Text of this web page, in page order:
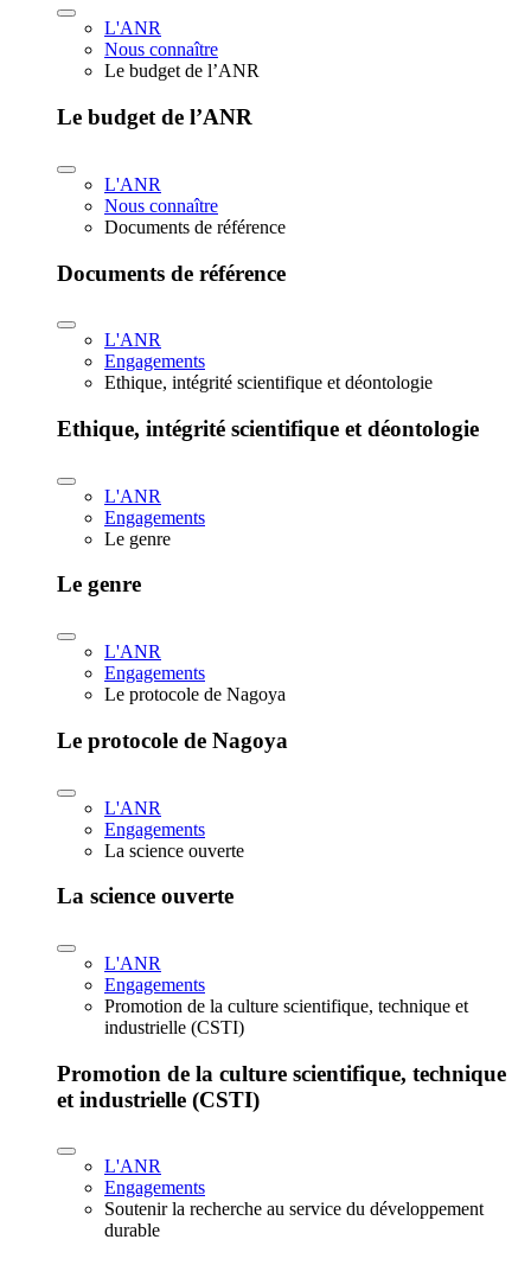
L'ANR
Nous connaître
Le budget de l’ANR
Le budget de l’ANR
L'ANR
Nous connaître
Documents de référence
Documents de référence
L'ANR
Engagements
Ethique, intégrité scientifique et déontologie
Ethique, intégrité scientifique et déontologie
L'ANR
Engagements
Le genre
Le genre
L'ANR
Engagements
Le protocole de Nagoya
Le protocole de Nagoya
L'ANR
Engagements
La science ouverte
La science ouverte
L'ANR
Engagements
Promotion de la culture scientifique, technique et
industrielle (CSTI)
Promotion de la culture scientifique, technique
et industrielle (CSTI)
L'ANR
Engagements
Soutenir la recherche au service du développement
durable